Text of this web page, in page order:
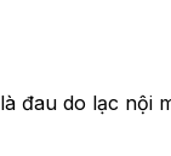
đau do lạc nội